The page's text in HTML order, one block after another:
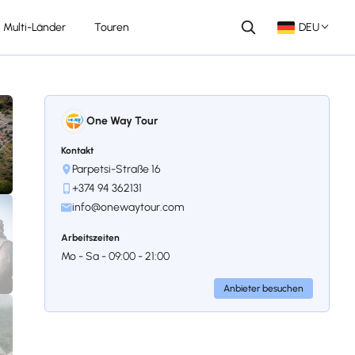
Multi-Länder Touren DEU
One Way Tour
Kontakt
Parpetsi-Straße 16
+374 94 362131
info@onewaytour.com
Arbeitszeiten
Mo - Sa - 09:00 - 21:00
Anbieter besuchen